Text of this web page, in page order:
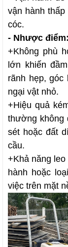
vận hành
cóc.
- Nhược điểm:
+Không phù
lớn khiến
rãnh hẹp, góc
ngại vật nhỏ.
+Hiệu quả
thường không
sét hoặc đất
cầu.
+Khả năng
hành hoặc
việc trên mặt